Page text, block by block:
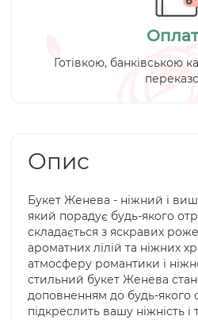
Готівкою, банківською
Опис
Букет Женева - ніжний і
який порадує будь-якого
складається з яскравих
ароматних лілій та ніжних
атмосферу романтики і
стильний букет Женева
доповненням до будь-якого
підкреслить вашу ніжність